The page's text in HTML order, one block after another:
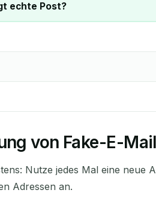
echte Post?
von Fake-E-
Nutze jedes Mal eine neue
Adressen an.